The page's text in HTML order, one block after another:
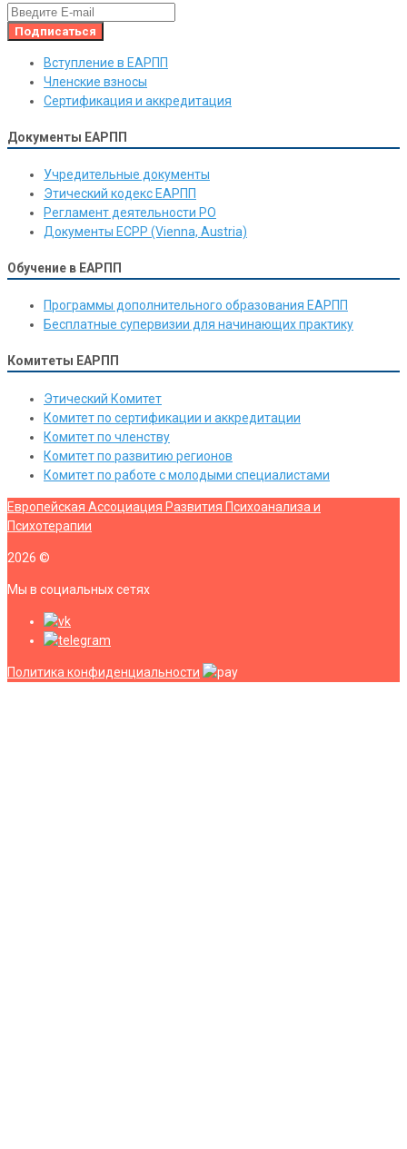
Вступление в ЕАРПП
Членские взносы
Сертификация и аккредитация
Документы ЕАРПП
Учредительные документы
Этический кодекс ЕАРПП
Регламент деятельности РО
Документы ЕСРР (Vienna, Austria)
Обучение в ЕАРПП
Программы дополнительного образования ЕАРПП
Бесплатные супервизии для начинающих практику
Комитеты ЕАРПП
Этический Комитет
Комитет по сертификации и аккредитации
Комитет по членству
Комитет по развитию регионов
Комитет по работе с молодыми специалистами
Европейская Ассоциация Развития Психоанализа и
Психотерапии
2026 ©
Мы в социальных сетях
Политика конфиденциальности